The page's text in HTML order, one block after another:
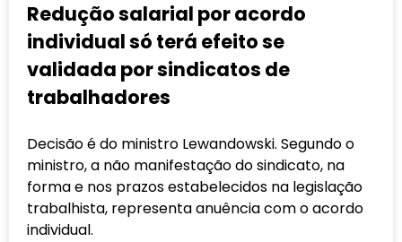
Redução salarial por acordo
individual só terá efeito se
validada por sindicatos de
trabalhadores
Decisão é do ministro Lewandowski. Segundo o
ministro, a não manifestação do sindicato, na
forma e nos prazos estabelecidos na legislação
trabalhista, representa anuência com o acordo
individual.